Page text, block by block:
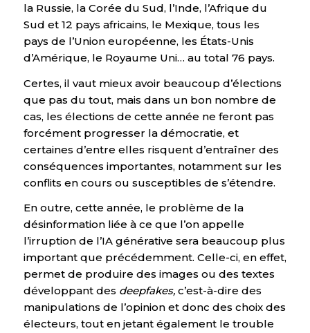
la Russie, la Corée du Sud, l’Inde, l’Afrique du
Sud et 12 pays africains, le Mexique, tous les
pays de l’Union européenne, les États-Unis
d’Amérique, le Royaume Uni… au total 76 pays.
Certes, il vaut mieux avoir beaucoup d’élections
que pas du tout, mais dans un bon nombre de
cas, les élections de cette année ne feront pas
forcément progresser la démocratie, et
certaines d’entre elles risquent d’entraîner des
conséquences importantes, notamment sur les
conflits en cours ou susceptibles de s’étendre.
En outre, cette année, le problème de la
désinformation liée à ce que l’on appelle
l’irruption de l’IA générative sera beaucoup plus
important que précédemment. Celle-ci, en effet,
permet de produire des images ou des textes
développant des deepfakes, c’est-à-dire des
manipulations de l’opinion et donc des choix des
électeurs, tout en jetant également le trouble